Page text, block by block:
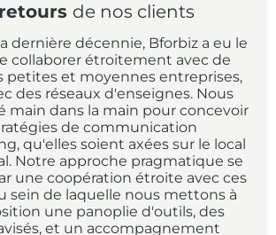
de nos clients
dernière décennie, Bforbiz a eu le
collaborer étroitement avec de
petites et moyennes entreprises,
des réseaux d'enseignes. Nous
main dans la main pour concevoir
de communication
qu'elles soient axées sur le local
Notre approche pragmatique se
une coopération étroite avec ces
sein de laquelle nous mettons à
une panoplie d'outils, des
et un accompagnement